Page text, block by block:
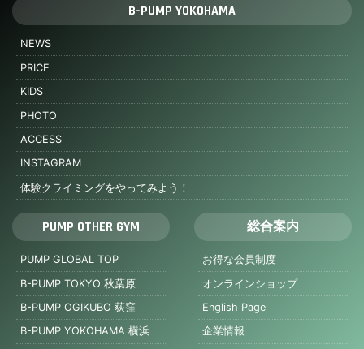
B-PUMP YOKOHAMA
NEWS
PRICE
KIDS
PHOTO
ACCESS
INSTAGRAM
体験クライミングをやってみよう！
PUMP OTHER GYM
PUMP GLOBAL TOP
B-PUMP TOKYO 秋葉原
B-PUMP OGIKUBO 荻窪
B-PUMP YOKOHAMA 横浜
総合案内
お得な会員制度
オンラインショップ
English Page
企業情報